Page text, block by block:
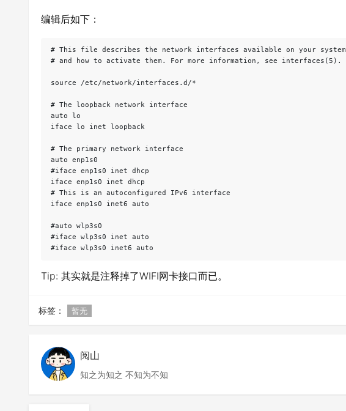
编辑后如下：
# This file describes the network interfaces available on your system
# and how to activate them. For more information, see interfaces(5).
source /etc/network/interfaces.d/*
# The loopback network interface
auto lo
iface lo inet loopback
# The primary network interface
auto enp1s0
#iface enp1s0 inet dhcp
iface enp1s0 inet dhcp
# This is an autoconfigured IPv6 interface
iface enp1s0 inet6 auto
#auto wlp3s0
#iface wlp3s0 inet auto
Tip: 其实就是注释掉了WIFI网卡接口而已。
标签： 暂无
阅山
知之为知之 不知为不知